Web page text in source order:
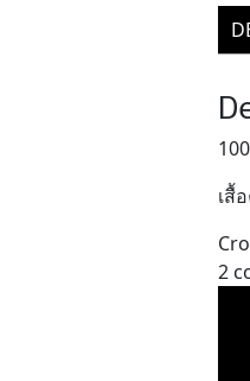
เสื้
2